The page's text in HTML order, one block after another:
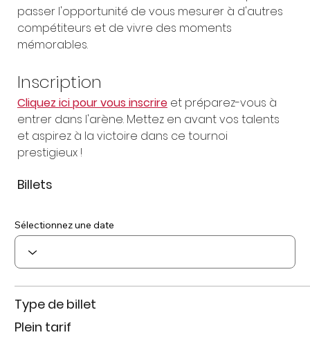
passer l'opportunité de vous mesurer à d'autres
compétiteurs et de vivre des moments
mémorables.
Inscription
Cliquez ici pour vous inscrire et préparez-vous à
entrer dans l'arène. Mettez en avant vos talents
et aspirez à la victoire dans ce tournoi
prestigieux !
Billets
Sélectionnez une date
Type de billet
Plein tarif